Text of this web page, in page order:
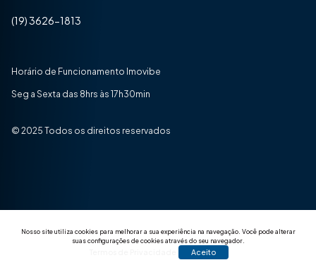
Nosso site utiliza cookies para melhorar a sua experiência na navegação. Você pode alterar
suas configurações de cookies através do seu navegador.
Aceito
(19) 3626-1813
Horário de Funcionamento Imovibe
Seg a Sexta das 8hrs às 17h30min
© 2025 Todos os direitos reservados